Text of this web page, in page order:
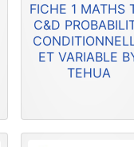
FICHE 1 MATHS
C&D
ET VARIABLE
TEHUA